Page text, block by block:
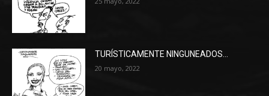
TURÍSTICAMENTE NINGUNEADOS…
20 mayo, 2022